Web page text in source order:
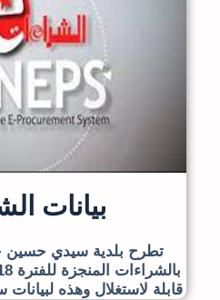
بيانات
تطرح بلدية سيدي حسين
قابلة لاستغلال وهذه